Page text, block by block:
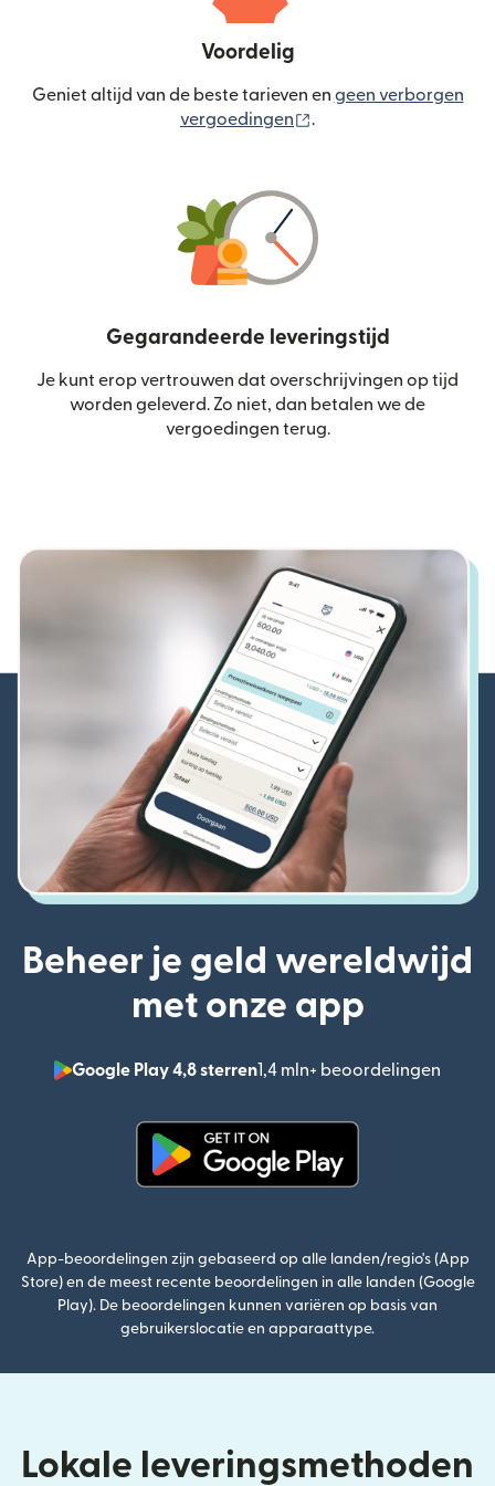
Voordelig
Geniet altijd van de beste tarieven en geen verborgen
vergoedingen
.
Gegarandeerde leveringstijd
Je kunt erop vertrouwen dat overschrijvingen op tijd
worden geleverd. Zo niet, dan betalen we de
vergoedingen terug.
Beheer je geld wereldwijd
met onze app
Google Play 4,8 sterren1,4 mln+ beoordelingen
App-beoordelingen zijn gebaseerd op alle landen/regio's (App
Store) en de meest recente beoordelingen in alle landen (Google
Play). De beoordelingen kunnen variëren op basis van
gebruikerslocatie en apparaattype.
Lokale leveringsmethoden